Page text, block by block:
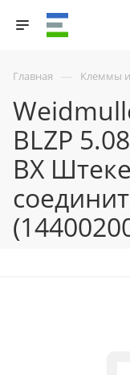
Главная — Клеммы
BLZP
BX